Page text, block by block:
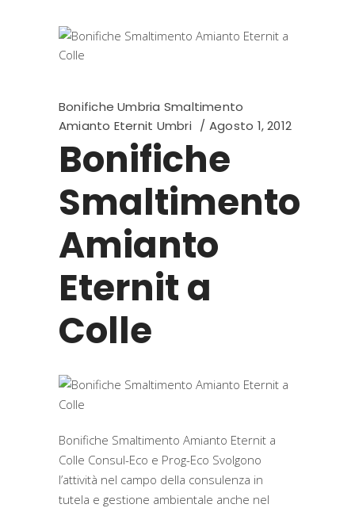
Bonifiche Umbria Smaltimento
Amianto Eternit Umbri
Agosto 1, 2012
Bonifiche
Smaltimento
Amianto
Eternit a
Colle
Bonifiche Smaltimento Amianto Eternit a
Colle Consul-Eco e Prog-Eco Svolgono
l’attività nel campo della consulenza in
tutela e gestione ambientale anche nel